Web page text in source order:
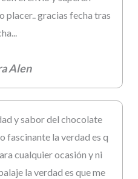
placer.. gracias fecha tras
Alen
y sabor del chocolate
fascinante la verdad es q
cualquier ocasión y ni
la verdad es que me